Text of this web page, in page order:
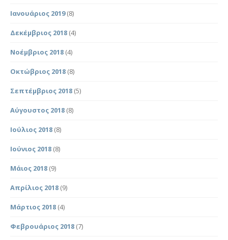
Ιανουάριος 2019(8)
Δεκέμβριος 2018 (4)
Νοέμβριος 2018 (4)
Οκτώβριος 2018 (8)
Σεπτέμβριος 2018 (5)
Αύγουστος 2018 (8)
Ιούλιος 2018 (8)
Ιούνιος 2018 (8)
Μάιος 2018 (9)
Απρίλιος 2018 (9)
Μάρτιος 2018 (4)
Φεβρουάριος 2018 (7)